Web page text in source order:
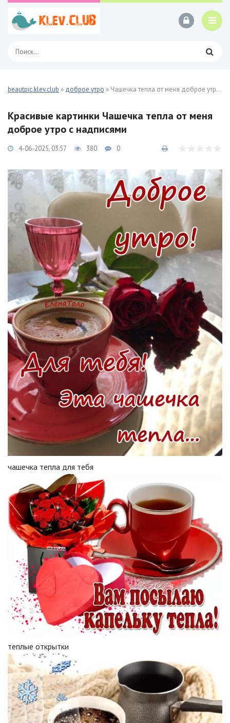
beautpic.klev.club » доброе утро » Чашечка тепла от меня доброе утро 46 фото
Красивые картинки Чашечка тепла от меня
доброе утро с надписями
4-06-2025, 03:57 380 0
чашечка тепла для тебя
теплые открытки